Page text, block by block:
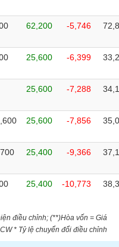
62,200 -5,746
25,600 -6,399
25,600 -7,288
25,600 -7,856
25,400 -9,366
25,400 -10,773
điều chỉnh; (**)Hòa vốn = Giá
* Tỷ lệ chuyển đổi điều chỉnh